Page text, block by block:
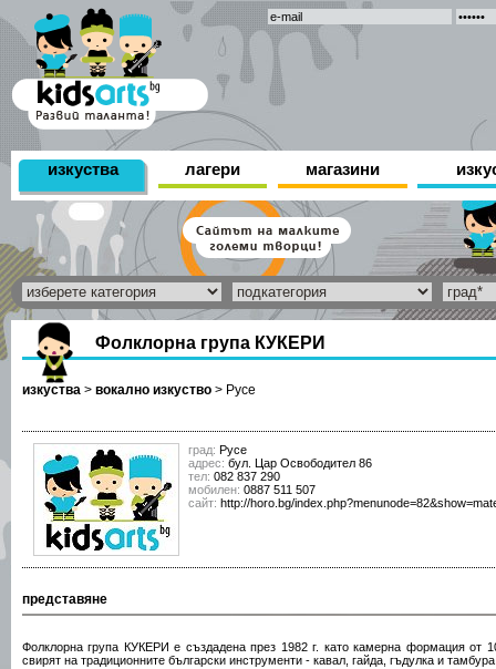
изкуства лагери магазини
Фолклорна група КУКЕРИ
изкуства > вокално изкуство > Русе
град: Русе
адрес: бул. Цар Освободител 86
тел: 082 837 290
мобилен: 0887 511 507
сайт: http://horo.bg/
представяне
Фолклорна група КУКЕРИ е създадена през 1982 г. като камерна формация от
свирят на традиционните български инструменти - кавал, гайда, гъдулка и